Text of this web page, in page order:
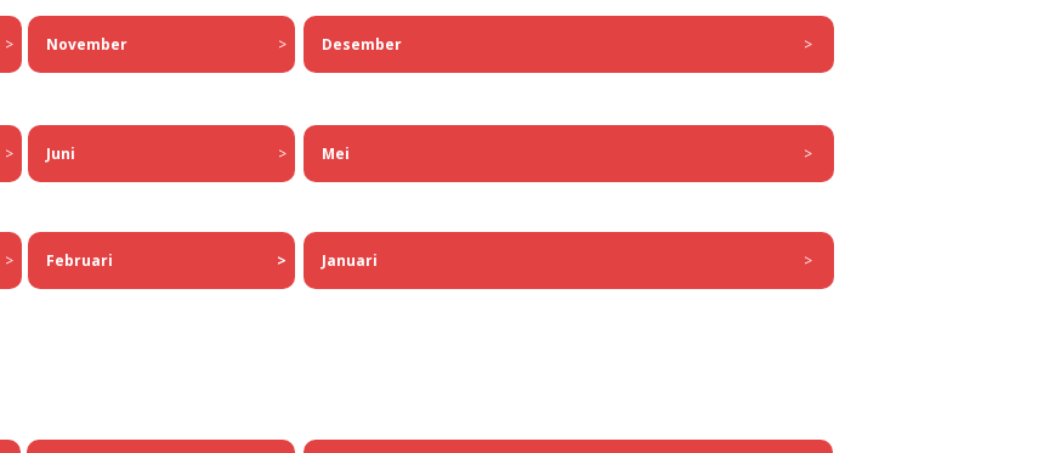
> November > Desember >
> Juni > Mei >
> Februari > Januari >